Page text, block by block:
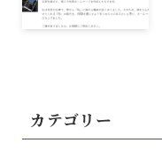
カテゴリー